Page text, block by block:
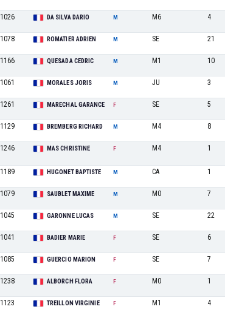
1026 DA SILVA DARIO M M6 4
1078 ROMATIER ADRIEN M SE 21
1166 QUESADA CEDRIC M M1 10
1061 MORALES JORIS M JU 3
1261 MARECHAL GARANCE F SE 5
1129 BREMBERG RICHARD M M4 8
1246 MAS CHRISTINE F M4 1
1189 HUGONET BAPTISTE M CA 1
1079 SAUBLET MAXIME M M0 7
1045 GARONNE LUCAS M SE 22
1041 BADIER MARIE F SE 6
1085 GUERCIO MARION F SE 7
1238 ALBORCH FLORA F M0 1
1123 TREILLON VIRGINIE F M1 4